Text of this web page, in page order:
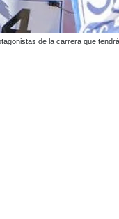
de la carrera que